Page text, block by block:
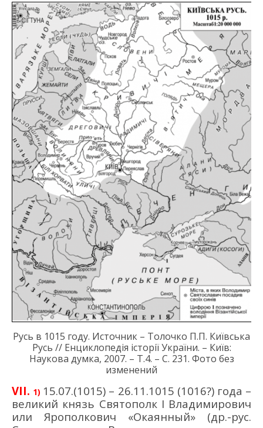
Русь в 1015 году. Источник – Толочко П.П. Київська
Русь // Енциклопедія історії України. – Київ:
Наукова думка, 2007. – Т.4. – С. 231. Фото без
изменений
VII. 1) 15.07.(1015) – 26.11.1015 (1016?) года –
великий князь Святополк I Владимирович
или Ярополкович «Окаянный»(др.-рус.